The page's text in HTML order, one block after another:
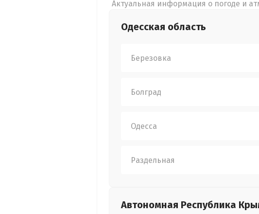
Актуальная информация о погоде и
Одесская область
Березовка
Болград
Одесса
Раздельная
Автономная Республика